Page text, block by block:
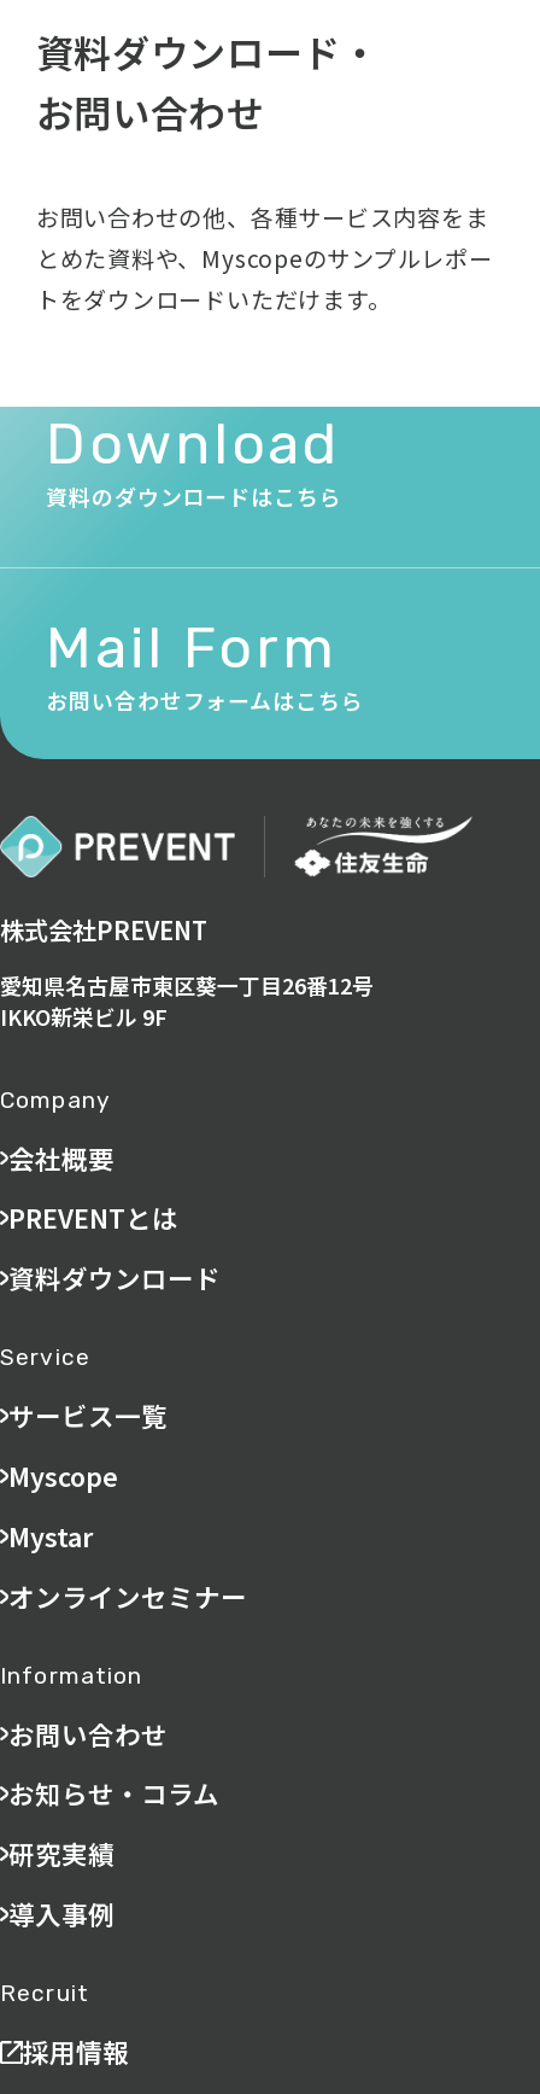
資料ダウンロード・
お問い合わせ
お問い合わせの他、各種サービス内容をま
とめた資料や、 Myscopeのサンプルレポー
トをダウンロードいただけます。
Download
資料のダウンロードはこちら
Mail Form
お問い合わせフォームはこちら
株式会社PREVENT
愛知県名古屋市東区葵一丁目26番12号
IKKO新栄ビル 9F
Company
会社概要
PREVENTとは
資料ダウンロード
Service
サービス一覧
Myscope
Mystar
オンラインセミナー
Information
お問い合わせ
お知らせ・コラム
研究実績
導入事例
Recruit
採用情報